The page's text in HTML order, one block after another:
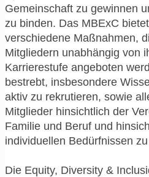
Gemeinschaft zu gewinnen
zu binden. Das MBExC
verschiedene Maßnahmen,
Mitgliedern unabhängig von
Karrierestufe angeboten
bestrebt, insbesondere
aktiv zu rekrutieren, sowie
Mitglieder hinsichtlich der
Familie und Beruf und
individuellen Bedürfnissen
Die Equity, Diversity &